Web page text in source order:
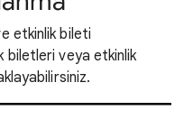
etkinlik bileti
biletleri veya etkinlik